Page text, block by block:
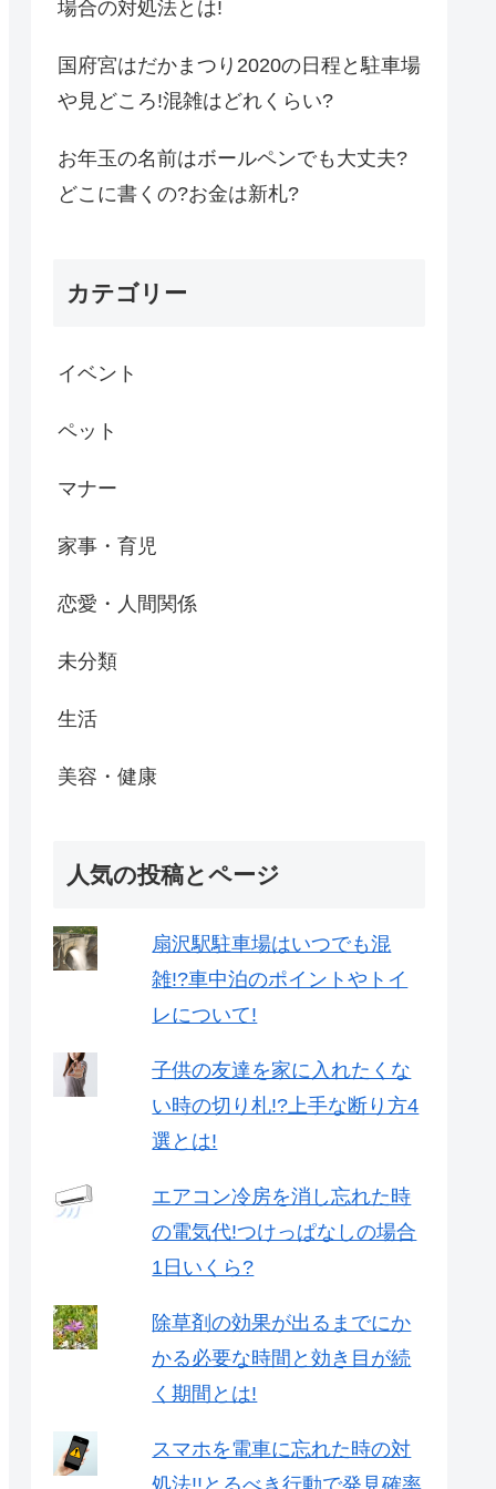
場合の対処法とは!
国府宮はだかまつり2020の日程と駐車場
や見どころ!混雑はどれくらい?
お年玉の名前はボールペンでも大丈夫?
どこに書くの?お金は新札?
カテゴリー
イベント
ペット
マナー
家事・育児
恋愛・人間関係
未分類
生活
美容・健康
人気の投稿とページ
扇沢駅駐車場はいつでも混
雑!?車中泊のポイントやトイ
レについて!
子供の友達を家に入れたくな
い時の切り札!?上手な断り方4
選とは!
エアコン冷房を消し忘れた時
の電気代!つけっぱなしの場合
1日いくら?
除草剤の効果が出るまでにか
かる必要な時間と効き目が続
く期間とは!
スマホを電車に忘れた時の対